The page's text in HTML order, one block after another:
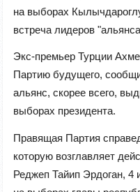
на выборах
встреча лидеров
Экс-премьер Турции
Партию будущего,
альянс, скорее всего,
выборах президента.
Правящая Партия
которую возглавляет
Реджеп Тайип Эрдоган, 4